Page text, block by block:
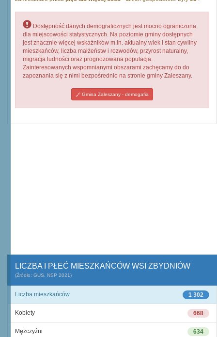
Dostępność danych demograficznych jest mocno ograniczona
dla miejscowości statystycznych. Na poziomie gminy dostępnych
jest znacznie więcej wskaźników m.in. aktualny wiek i stan cywilny
mieszkańców, liczba małżeństw i rozwodów, przyrost naturalny,
migracja ludności oraz prognozowana populacja.
Zainteresowanych wspomnianymi obszarami zachęcamy do do
zapoznania się z nimi bezpośrednio na stronie gminy Zaleszany.
Gmina Zaleszany - demogafia
LICZBA I PŁEĆ MIESZKAŃCÓW WSI ZBYDNIÓW
(Źródło: GUS, NSP 2021)
1 302
Liczba mieszkańców
668
Kobiety
634
Mężczyźni